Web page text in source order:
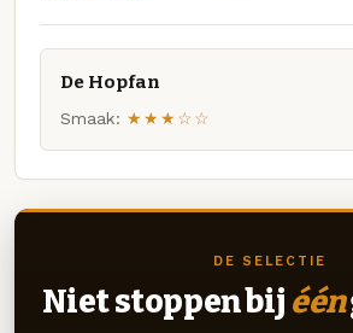
De Hopfan
Smaak: ★★★☆☆
DE SELECTIE
Niet stoppen bij één